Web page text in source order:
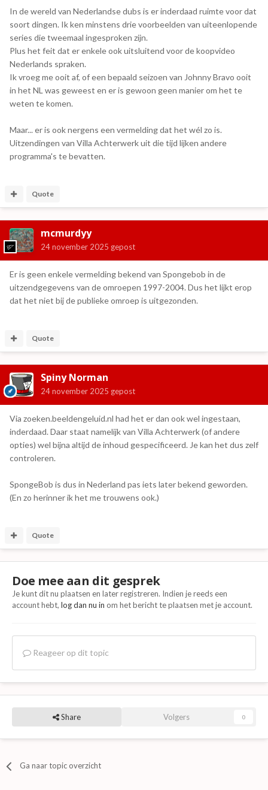
In de wereld van Nederlandse dubs is er inderdaad ruimte voor dat
soort dingen. Ik ken minstens drie voorbeelden van uiteenlopende
series die tweemaal ingesproken zijn.
Plus het feit dat er enkele ook uitsluitend voor de koopvideo
Nederlands spraken.
Ik vroeg me ooit af, of een bepaald seizoen van Johnny Bravo ooit
in het NL was geweest en er is gewoon geen manier om het te
weten te komen.
Maar... er is ook nergens een vermelding dat het wél zo is.
Uitzendingen van Villa Achterwerk uit die tijd lijken andere
programma's te bevatten.
Quote
mcmurdyy
24 november 2025 gepost
Er is geen enkele vermelding bekend van Spongebob in de
uitzendgegevens van de omroepen 1997-2004. Dus het lijkt erop
dat het niet bij de publieke omroep is uitgezonden.
Quote
Spiny Norman
24 november 2025 gepost
Via zoeken.beeldengeluid.nl had het er dan ook wel ingestaan,
inderdaad. Daar staat namelijk van Villa Achterwerk (of andere
opties) wel bijna altijd de inhoud gespecificeerd. Je kan het dus zelf
controleren.
SpongeBob is dus in Nederland pas iets later bekend geworden.
(En zo herinner ik het me trouwens ook.)
Quote
Doe mee aan dit gesprek
Je kunt dit nu plaatsen en later registreren. Indien je reeds een
account hebt, log dan nu in om het bericht te plaatsen met je account.
Reageer op dit topic
Share Volgers 0
Ga naar topic overzicht